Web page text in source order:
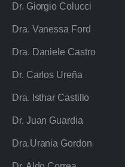
Dr. Giorgio Colucci
Dra. Vanessa Ford
Dra. Daniele Castro
Dr. Carlos Ureña
Dra. Isthar Castillo
Dr. Juan Guardia
Dra.Urania Gordon